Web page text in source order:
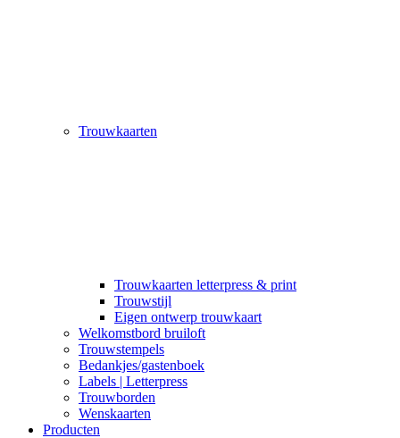
Trouwkaarten
Trouwkaarten letterpress & print
Trouwstijl
Eigen ontwerp trouwkaart
Welkomstbord bruiloft
Trouwstempels
Bedankjes/gastenboek
Labels | Letterpress
Trouwborden
Wenskaarten
Producten